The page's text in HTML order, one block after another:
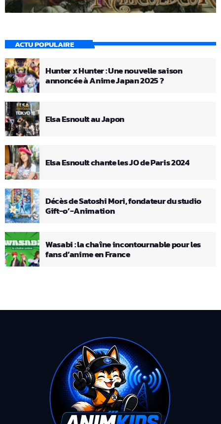
ACTU POPULAIRE
Hunter x Hunter : Une nouvelle saison
annoncée à Anime Japan 2025 ?
Elsa Esnoult au Japon
Elsa Esnoult chante les JO de Paris 2024
Décès de Satoshi Mori, fondateur du studio
Gift-o’-Animation
Wasabi : la chaîne incontournable pour les
fans d’anime en France